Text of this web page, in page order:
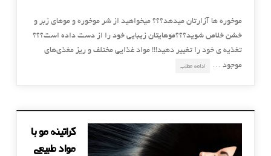
موخوره ها آزارتان میدهد؟؟؟ میخواهید از شر موخوره و موهای زبر و
خشن خلاص شوید؟؟؟موهایتان زیبایی خود را از دست داده است؟؟؟
تغذیه ی خود را تغییر دهید!!! مواد غذایی مختلف و ریز مغذی‌های
موجود …
ادامه مطلب
کراتینه مو با
مواد طبیعی